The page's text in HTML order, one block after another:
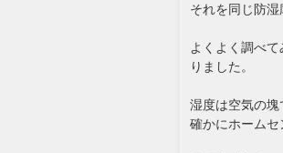
それを同じ防湿
よくよく調べ
りました。
湿度は空気の塊
確かにホームセ